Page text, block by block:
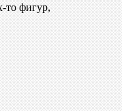
то фигур,